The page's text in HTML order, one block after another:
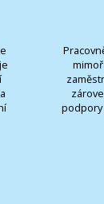
podpory